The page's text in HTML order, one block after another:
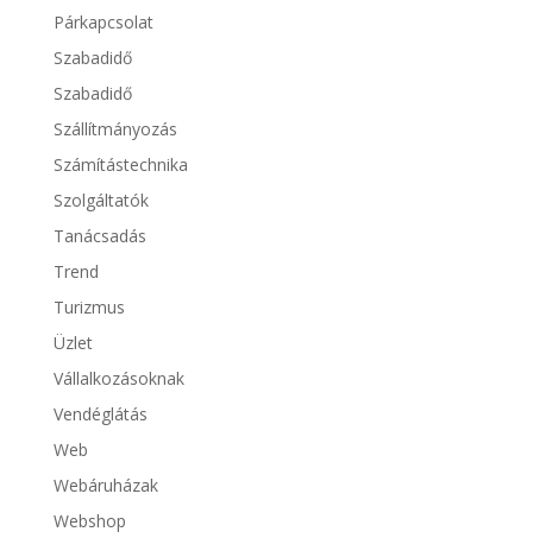
Párkapcsolat
Szabadidő
Szabadidő
Szállítmányozás
Számítástechnika
Szolgáltatók
Tanácsadás
Trend
Turizmus
Üzlet
Vállalkozásoknak
Vendéglátás
Web
Webáruházak
Webshop